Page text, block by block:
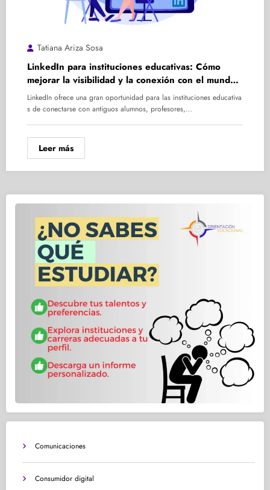
Tatiana Ariza Sosa
LinkedIn para instituciones educativas: Cómo
mejorar la visibilidad y la conexión con el mundo
laboral
LinkedIn ofrece una gran oportunidad para las instituciones educativa
s de conectarse con antiguos alumnos, profesores,…
Leer más
Comunicaciones
Consumidor digital